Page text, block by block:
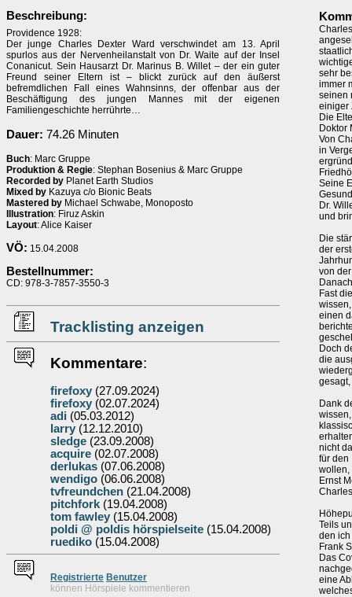
Beschreibung:
Providence 1928:
Der junge Charles Dexter Ward verschwindet am 13. April
spurlos aus der Nervenheilanstalt von Dr. Waite auf der Insel
Conanicut. Sein Hausarzt Dr. Marinus B. Willet – der ein guter
Freund seiner Eltern ist – blickt zurück auf den äußerst
befremdlichen Fall eines Wahnsinns, der offenbar aus der
Beschäftigung des jungen Mannes mit der eigenen
Familiengeschichte herrührte…
Dauer: 74.26 Minuten
Buch: Marc Gruppe
Produktion & Regie: Stephan Bosenius & Marc Gruppe
Recorded by Planet Earth Studios
Mixed by Kazuya c/o Bionic Beats
Mastered by Michael Schwabe, Monoposto
Illustration: Firuz Askin
Layout: Alice Kaiser
VÖ: 15.04.2008
Bestellnummer:
CD: 978-3-7857-3550-3
Tracklisting anzeigen
Kommentare:
firefoxy (27.09.2024)
firefoxy (02.07.2024)
adi (05.03.2012)
larry (12.12.2010)
sledge (23.09.2008)
acquire (02.07.2008)
derlukas (07.06.2008)
wendigo (06.06.2008)
tvfreundchen (21.04.2008)
pitchfork (19.04.2008)
tom fawley (15.04.2008)
poldi @ poldis hörspielseite (15.04.2008)
ruediko (15.04.2008)
Registrierte Benutzer
können Hörspiele kommentieren
sehr
immer
seinen
einiger
Die
Doktor
Von
in
Seine
Dr.
und
Die
der
von
Fast
einen
Doch
die
Dank
nicht
für den
wollen,
Ernst
Teils
den
Frank
Das
eine